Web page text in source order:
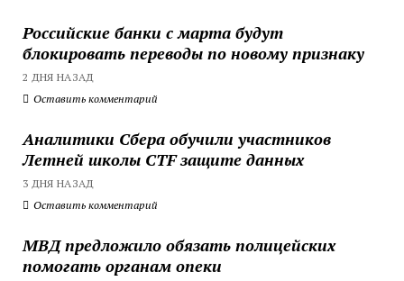
Российские банки с марта будут
блокировать переводы по новому признаку
2 ДНЯ НАЗАД
Оставить комментарий
Аналитики Сбера обучили участников
Летней школы CTF защите данных
3 ДНЯ НАЗАД
Оставить комментарий
МВД предложило обязать полицейских
помогать органам опеки